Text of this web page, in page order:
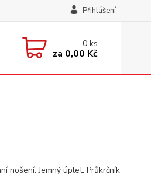
Přihlášení
0ks
za 0,00 Kč
nošení. Jemný úplet. Průkrčník